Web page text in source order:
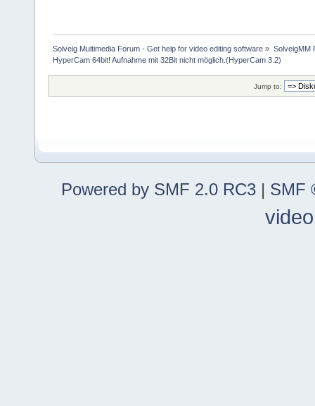
Solveig Multimedia Forum - Get help for video editing software » SolveigMM
HyperCam 64bit! Aufnahme mit 32Bit nicht möglich.(HyperCam 3.2)
Jump to:
Powered by SMF 2.0 RC3 | SMF